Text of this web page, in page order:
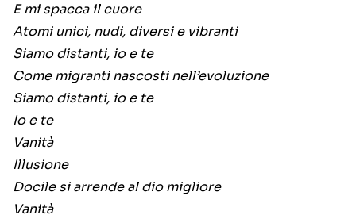
E mi spacca il cuore
Atomi unici, nudi, diversi e vibranti
Siamo distanti, io e te
Come migranti nascosti nell’evoluzione
Siamo distanti, io e te
Io e te
Vanità
Illusione
Docile si arrende al dio migliore
Vanità